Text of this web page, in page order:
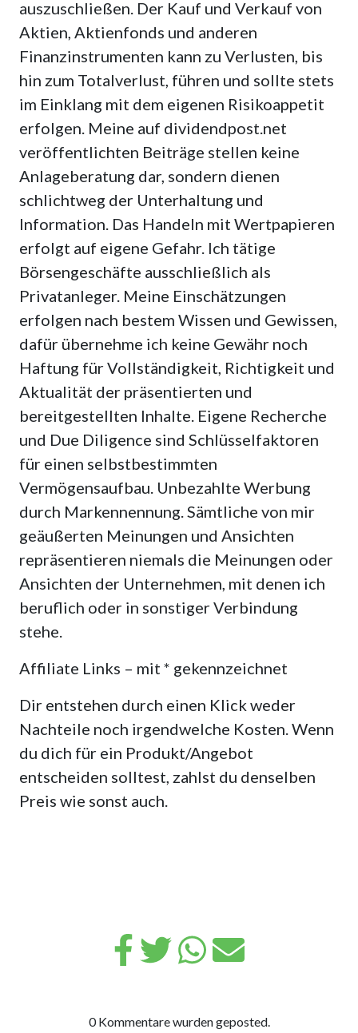
auszuschließen. Der Kauf und Verkauf von
Aktien, Aktienfonds und anderen
Finanzinstrumenten kann zu Verlusten, bis
hin zum Totalverlust, führen und sollte stets
im Einklang mit dem eigenen Risikoappetit
erfolgen. Meine auf dividendpost.net
veröffentlichten Beiträge stellen keine
Anlageberatung dar, sondern dienen
schlichtweg der Unterhaltung und
Information. Das Handeln mit Wertpapieren
erfolgt auf eigene Gefahr. Ich tätige
Börsengeschäfte ausschließlich als
Privatanleger. Meine Einschätzungen
erfolgen nach bestem Wissen und Gewissen,
dafür übernehme ich keine Gewähr noch
Haftung für Vollständigkeit, Richtigkeit und
Aktualität der präsentierten und
bereitgestellten Inhalte. Eigene Recherche
und Due Diligence sind Schlüsselfaktoren
für einen selbstbestimmten
Vermögensaufbau. Unbezahlte Werbung
durch Markennennung. Sämtliche von mir
geäußerten Meinungen und Ansichten
repräsentieren niemals die Meinungen oder
Ansichten der Unternehmen, mit denen ich
beruflich oder in sonstiger Verbindung
stehe.
Affiliate Links – mit * gekennzeichnet
Dir entstehen durch einen Klick weder
Nachteile noch irgendwelche Kosten. Wenn
du dich für ein Produkt/Angebot
entscheiden solltest, zahlst du denselben
Preis wie sonst auch.
0 Kommentare wurden geposted.